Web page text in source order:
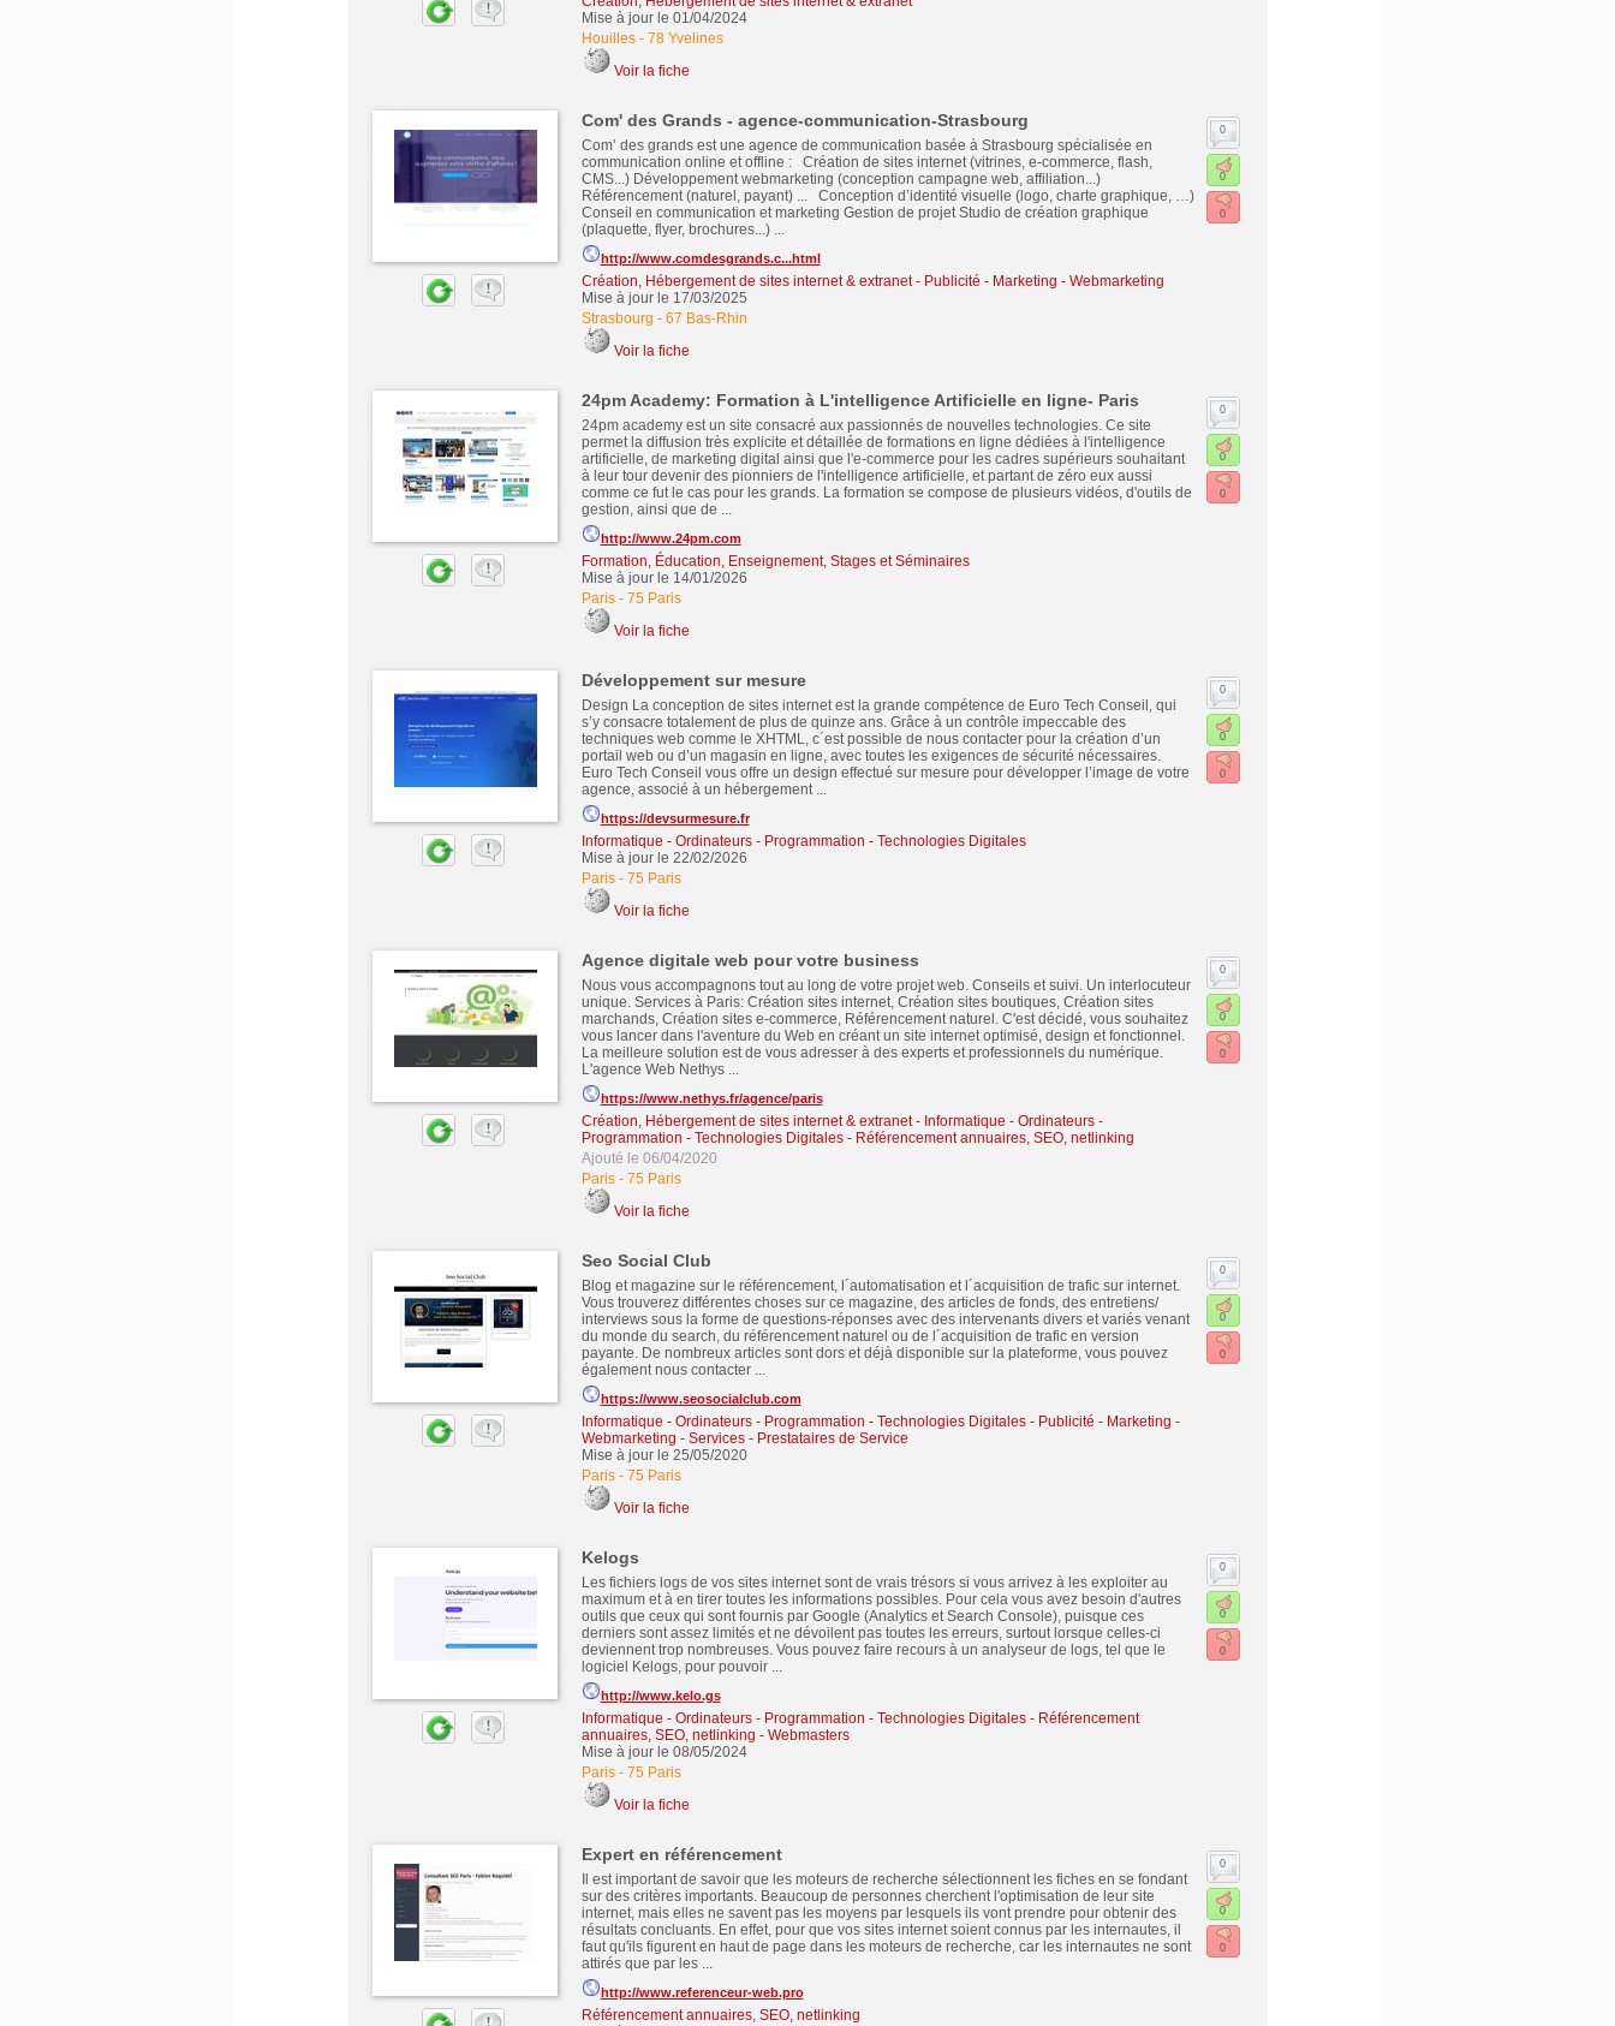
Mise à jour le 01/04/2024
Houilles- 78 Yvelines
Voir la fiche
Com' des Grands - agence-communication-Strasbourg
Com’ des grands est une agence de communication basée à Strasbourg spécialisée en
communication online et offline : Création de sites internet (vitrines, e-commerce, flash,
CMS...) Développement webmarketing (conception campagne web, affiliation...)
Référencement (naturel, payant) ... Conception d’identité visuelle (logo, charte graphique, …)
Conseil en communication et marketing Gestion de projet Studio de création graphique
(plaquette, flyer, brochures...) ...
http://www.comdesgrands.c...html
Création, Hébergement de sites internet & extranet- Publicité - Marketing - Webmarketing
Mise à jour le 17/03/2025
Strasbourg - 67 Bas-Rhin
Voir la fiche
0
0
0
24pm Academy: Formation à L'intelligence Artificielle en ligne- Paris
24pm academy est un site consacré aux passionnés de nouvelles technologies. Ce site
permet la diffusion très explicite et détaillée de formations en ligne dédiées à l'intelligence
artificielle, de marketing digital ainsi que l'e-commerce pour les cadres supérieurs souhaitant
à leur tour devenir des pionniers de l'intelligence artificielle, et partant de zéro eux aussi
comme ce fut le cas pour les grands. La formation se compose de plusieurs vidéos, d'outils de
gestion, ainsi que de ...
http://www.24pm.com
Formation, Éducation, Enseignement, Stages et Séminaires
Mise à jour le 14/01/2026
Paris- 75 Paris
Voir la fiche
0
0
0
Développement sur mesure
Design La conception de sites internet est la grande compétence de Euro Tech Conseil, qui
s’y consacre totalement de plus de quinze ans. Grâce à un contrôle impeccable des
techniques web comme le XHTML, c´est possible de nous contacter pour la création d’un
portail web ou d’un magasin en ligne, avec toutes les exigences de sécurité nécessaires.
Euro Tech Conseil vous offre un design effectué sur mesure pour développer l’image de votre
agence, associé à un hébergement ...
https://devsurmesure.fr
Informatique - Ordinateurs - Programmation - Technologies Digitales
Mise à jour le 22/02/2026
Paris- 75 Paris
Voir la fiche
0
0
0
Agence digitale web pour votre business
Nous vous accompagnons tout au long de votre projet web. Conseils et suivi. Un interlocuteur
unique. Services à Paris: Création sites internet, Création sites boutiques, Création sites
marchands, Création sites e-commerce, Référencement naturel. C'est décidé, vous souhaitez
vous lancer dans l'aventure du Web en créant un site internet optimisé, design et fonctionnel.
La meilleure solution est de vous adresser à des experts et professionnels du numérique.
L'agence Web Nethys ...
https://www.nethys.fr/agence/paris
Création, Hébergement de sites internet & extranet- Informatique - Ordinateurs -
Programmation - Technologies Digitales- Référencement annuaires, SEO, netlinking
Ajouté le 06/04/2020
Paris- 75 Paris
Voir la fiche
0
0
0
Seo Social Club
Blog et magazine sur le référencement, l´automatisation et l´acquisition de trafic sur internet.
Vous trouverez différentes choses sur ce magazine, des articles de fonds, des entretiens/
interviews sous la forme de questions-réponses avec des intervenants divers et variés venant
du monde du search, du référencement naturel ou de l´acquisition de trafic en version
payante. De nombreux articles sont dors et déjà disponible sur la plateforme, vous pouvez
également nous contacter ...
https://www.seosocialclub.com
Informatique - Ordinateurs - Programmation - Technologies Digitales- Publicité - Marketing -
Webmarketing - Services - Prestataires de Service
Mise à jour le 25/05/2020
Paris- 75 Paris
Voir la fiche
0
0
0
Kelogs
Les fichiers logs de vos sites internet sont de vrais trésors si vous arrivez à les exploiter au
maximum et à en tirer toutes les informations possibles. Pour cela vous avez besoin d'autres
outils que ceux qui sont fournis par Google (Analytics et Search Console), puisque ces
derniers sont assez limités et ne dévoilent pas toutes les erreurs, surtout lorsque celles-ci
deviennent trop nombreuses. Vous pouvez faire recours à un analyseur de logs, tel que le
logiciel Kelogs, pour pouvoir ...
http://www.kelo.gs
Informatique - Ordinateurs - Programmation - Technologies Digitales- Référencement
annuaires, SEO, netlinking - Webmasters
Mise à jour le 08/05/2024
Paris- 75 Paris
Voir la fiche
0
0
0
Expert en référencement
Il est important de savoir que les moteurs de recherche sélectionnent les fiches en se fondant
sur des critères importants. Beaucoup de personnes cherchent l'optimisation de leur site
internet, mais elles ne savent pas les moyens par lesquels ils vont prendre pour obtenir des
résultats concluants. En effet, pour que vos sites internet soient connus par les internautes, il
faut qu'ils figurent en haut de page dans les moteurs de recherche, car les internautes ne sont
attirés que par les ...
http://www.referenceur-web.pro
Référencement annuaires, SEO, netlinking
0
0
0